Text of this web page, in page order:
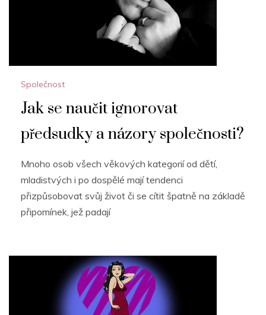
Společnost
Jak se naučit ignorovat
předsudky a názory společnosti?
Mnoho osob všech věkových kategorií od dětí,
mladistvých i po dospělé mají tendenci
přizpůsobovat svůj život či se cítit špatně na základě
připomínek, jež padají